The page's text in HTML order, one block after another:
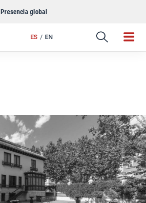
Presencia global
ES EN
Enlace